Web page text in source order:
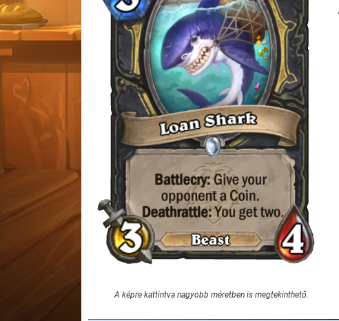
A képre kattintva nagyobb méretben is megtekinthető.